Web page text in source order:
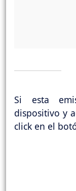
Si esta
dispositivo y
click en el